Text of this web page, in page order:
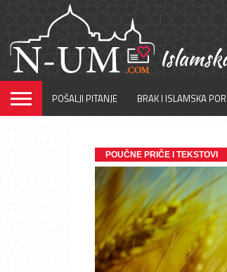
POŠALJI PITANJE BRAK I ISLAMSKA
POUČNE PRIČE I TEKSTOVI